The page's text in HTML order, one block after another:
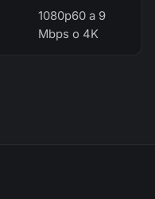
1080p60 a 9
Mbps o 4K